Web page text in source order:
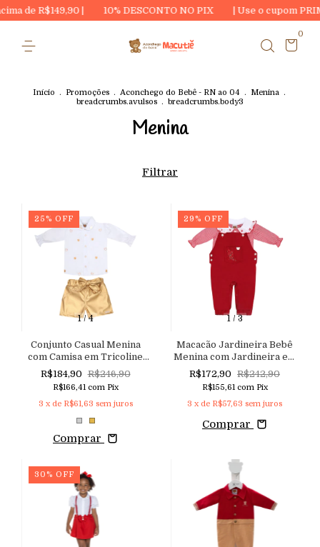
| 10% DESCONTO NO PIX | Use o cupom PRIMEIRA20 e
0
Início . Promoções . Aconchego do Bebê - RN ao 04 . Menina .
breadcrumbs.avulsos . breadcrumbs.body3
Menina
Filtrar
1/4
25 % OFF
Conjunto Casual Menina
com Camisa em Tricoline
Bordada e Lastex no Punho,
Shorts em Couro Eco com
Laço
R$184,90 R$246,90
R$166,41 com Pix
3 x de R$61,63 sem juros
Comprar
1/ 3
29 % OFF
Macacão Jardineira Bebê
Menina com Jardineira em
Sarja com Elastano e
Camisa Body em Tricoline
Xadrez
R$172,90 R$242,90
R$155,61 com Pix
3 x de R$57,63 sem juros
Comprar
30 % OFF